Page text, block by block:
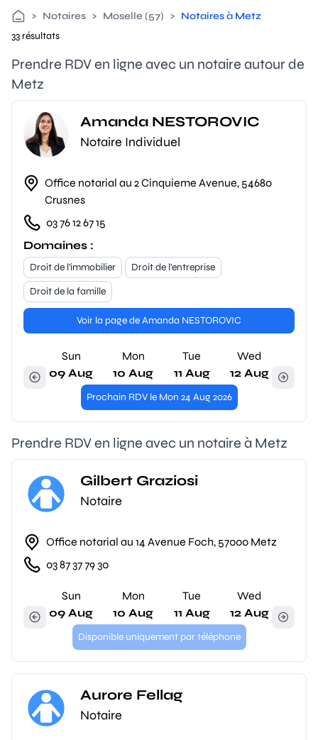
> Notaires > Moselle (57) > Notaires à Metz
33 résultats
Prendre RDV en ligne avec un notaire autour de
Metz
Amanda NESTOROVIC
Notaire Individuel
Office notarial au 2 Cinquieme Avenue, 54680
Crusnes
03 76 12 67 15
Domaines :
Droit de l'immobilier
Droit de l'entreprise
Droit de la famille
Voir la page de Amanda NESTOROVIC
Sun
09 Aug
Mon
10 Aug
Tue
11 Aug
Wed
12 Aug
Prochain RDV le Mon 24 Aug 2026
Prendre RDV en ligne avec un notaire à Metz
Gilbert Graziosi
Notaire
Office notarial au 14 Avenue Foch, 57000 Metz
03 87 37 79 30
Sun
09 Aug
Mon
10 Aug
Tue
11 Aug
Wed
12 Aug
Disponible uniquement par téléphone
Aurore Fellag
Notaire